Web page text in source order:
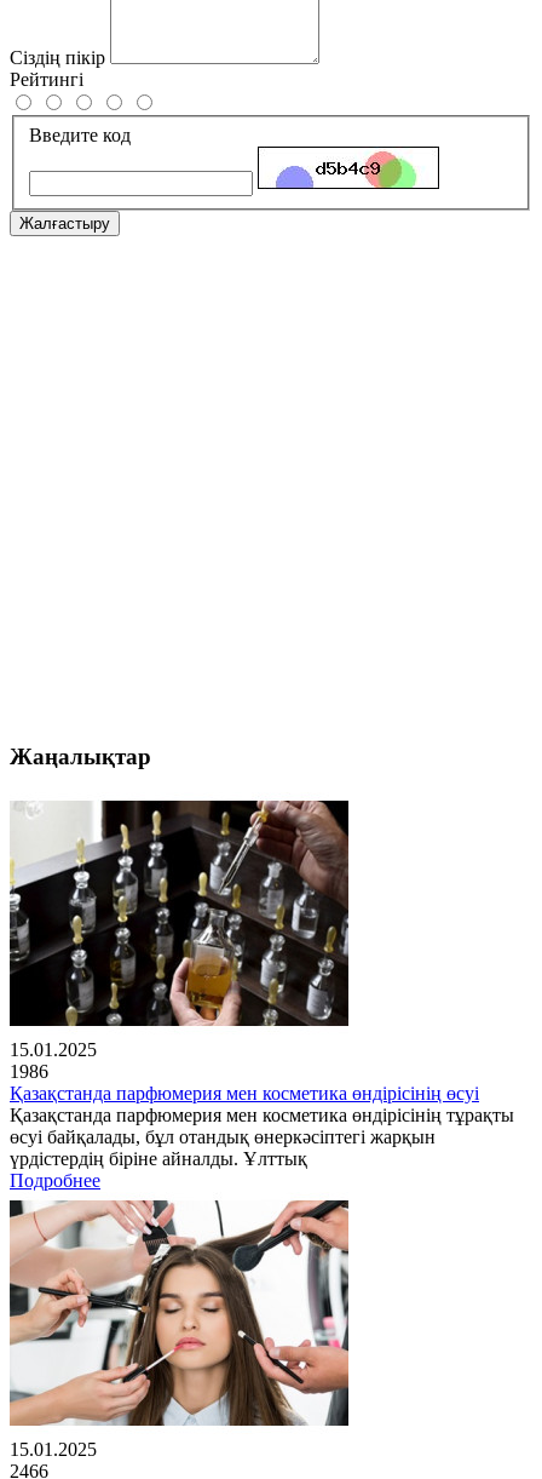
Сіздің пікір
Рейтингі
Введите код
Жалғастыру
Жаңалықтар
15.01.2025
1986
Қазақстанда парфюмерия мен косметика өндірісінің өсуі
Қазақстанда парфюмерия мен косметика өндірісінің тұрақты
өсуі байқалады, бұл отандық өнеркәсіптегі жарқын
үрдістердің біріне айналды. Ұлттық
Подробнее
15.01.2025
2466